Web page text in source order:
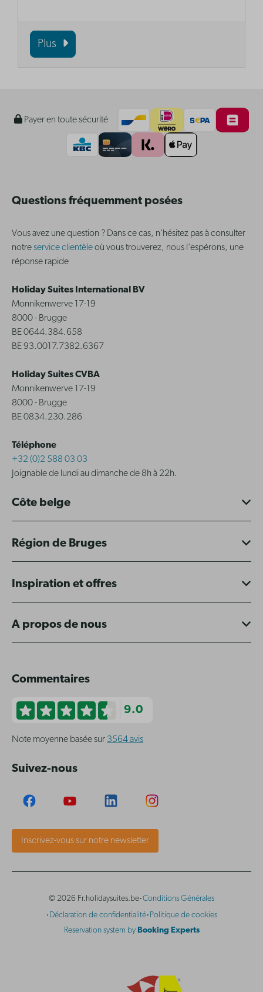
Plus
Payer en toute sécurité
Questions fréquemment posées
Vous avez une question ? Dans ce cas, n'hésitez pas à consulter
notreservice clientèleoù vous trouverez, nous l'espérons, une
réponse rapide
Holiday Suites International BV
Monnikenwerve 17-19
8000 - Brugge
BE 0644.384.658
BE 93.0017.7382.6367
Holiday Suites CVBA
Monnikenwerve 17-19
8000 - Brugge
BE 0834.230.286
Téléphone
+32 (0)2 588 03 03
Joignable de lundi au dimanche de 8h à 22h.
Côte belge
Région de Bruges
Inspiration et offres
A propos de nous
Commentaires
9.0
Note moyenne basée sur 3564 avis
Suivez-nous
Inscrivez-vous sur notre newsletter
© 2026 Fr.holidaysuites.be·Conditions Générales
· Déclaration de confidentialité· Politique de cookies
Reservation system by Booking Experts